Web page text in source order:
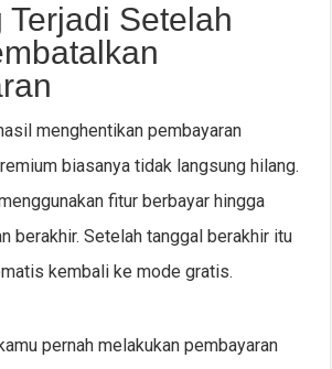
Terjadi Setelah
menghentikan pembayaran
biasanya tidak langsung hilang.
fitur berbayar hingga
berakhir. Setelah tanggal berakhir itu
kembali ke mode gratis.
pernah melakukan pembayaran